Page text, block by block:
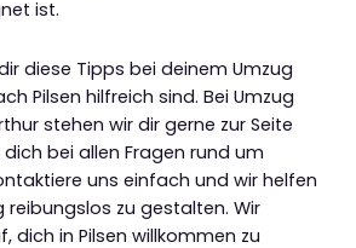
ist.
diese Tipps bei deinem Umzug
Pilsen hilfreich sind. Bei Umzug
stehen wir dir gerne zur Seite
bei allen Fragen rund um
uns einfach und wir helfen
reibungslos zu gestalten. Wir
dich in Pilsen willkommen zu